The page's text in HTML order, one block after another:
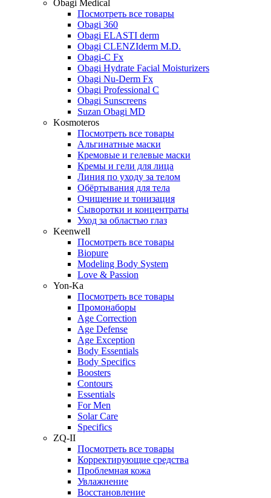
Obagi Medical
Посмотреть все товары
Obagi 360
Obagi ELASTI derm
Obagi CLENZIderm M.D.
Obagi-C Fx
Obagi Hydrate Facial Moisturizers
Obagi Nu-Derm Fx
Obagi Professional C
Obagi Sunscreens
Suzan Obagi MD
Kosmoteros
Посмотреть все товары
Альгинатные маски
Кремовые и гелевые маски
Кремы и гели для лица
Линия по уходу за телом
Обёртывания для тела
Очищение и тонизация
Сыворотки и концентраты
Уход за областью глаз
Keenwell
Посмотреть все товары
Biopure
Modeling Body System
Love & Passion
Yon-Ka
Посмотреть все товары
Промонаборы
Age Correction
Age Defense
Age Exception
Body Essentials
Body Specifics
Boosters
Contours
Essentials
For Men
Solar Care
Specifics
ZQ-II
Посмотреть все товары
Корректирующие средства
Проблемная кожа
Увлажнение
Восстановление